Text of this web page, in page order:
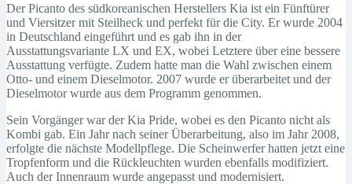
Der Picanto des südkoreanischen Herstellers Kia ist ein Fünftürer
und Viersitzer mit Steilheck und perfekt für die City. Er wurde 2004
in Deutschland eingeführt und es gab ihn in der
Ausstattungsvariante LX und EX, wobei Letztere über eine bessere
Ausstattung verfügte. Zudem hatte man die Wahl zwischen einem
Otto- und einem Dieselmotor. 2007 wurde er überarbeitet und der
Dieselmotor wurde aus dem Programm genommen.
Sein Vorgänger war der Kia Pride, wobei es den Picanto nicht als
Kombi gab. Ein Jahr nach seiner Überarbeitung, also im Jahr 2008,
erfolgte die nächste Modellpflege. Die Scheinwerfer hatten jetzt eine
Tropfenform und die Rückleuchten wurden ebenfalls modifiziert.
Auch der Innenraum wurde angepasst und modernisiert.